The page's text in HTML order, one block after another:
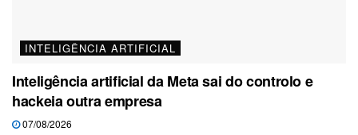
INTELIGÊNCIA ARTIFICIAL
Inteligência artificial da Meta sai do controlo e
hackeia outra empresa
07/08/2026